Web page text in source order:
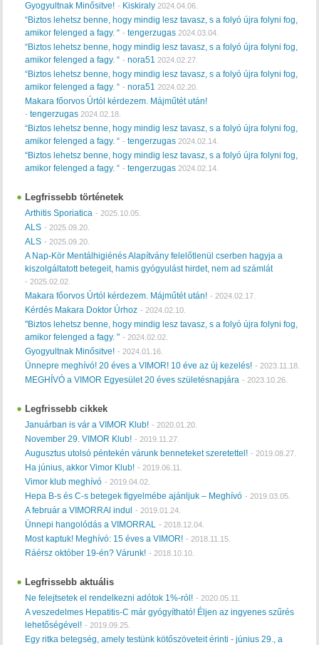
Gyogyultnak Minősitve! - Kiskiraly 2024.04.06.
“Biztos lehetsz benne, hogy mindig lesz tavasz, s a folyó újra folyni fog,
amikor felenged a fagy. “ -tengerzugas 2024.03.04.
“Biztos lehetsz benne, hogy mindig lesz tavasz, s a folyó újra folyni fog,
amikor felenged a fagy. “ -nora51 2024.02.27.
“Biztos lehetsz benne, hogy mindig lesz tavasz, s a folyó újra folyni fog,
amikor felenged a fagy. “ -nora51 2024.02.20.
Makara főorvos Úrtól kérdezem. Májműtét után!
-tengerzugas 2024.02.18.
“Biztos lehetsz benne, hogy mindig lesz tavasz, s a folyó újra folyni fog,
amikor felenged a fagy. “ -tengerzugas 2024.02.14.
“Biztos lehetsz benne, hogy mindig lesz tavasz, s a folyó újra folyni fog,
amikor felenged a fagy. “ -tengerzugas 2024.02.14.
Legfrissebb történetek
Arthitis Sporiatica - 2025.10.05.
ALS - 2025.09.20.
ALS - 2025.09.20.
A Nap-Kör Mentálhigiénés Alapítvány felelőtlenül cserben hagyja a
kiszolgáltatott betegeit, hamis gyógyulást hirdet, nem ad számlát
- 2025.02.02.
Makara főorvos Úrtól kérdezem. Májműtét után! - 2024.02.17.
Kérdés Makara Doktor Úrhoz - 2024.02.10.
"Biztos lehetsz benne, hogy mindig lesz tavasz, s a folyó újra folyni fog,
amikor felenged a fagy. " - 2024.02.02.
Gyogyultnak Minősitve! - 2024.01.16.
Ünnepre meghívó! 20 éves a VIMOR! 10 éve az új kezelés! - 2023.11.18.
MEGHÍVÓ a VIMOR Egyesület 20 éves születésnapjára - 2023.10.26.
Legfrissebb cikkek
Januárban is vár a VIMOR Klub! - 2020.01.20.
November 29. VIMOR Klub! - 2019.11.27.
Augusztus utolsó péntekén várunk benneteket szeretettel! - 2019.08.27.
Ha június, akkor Vimor Klub! - 2019.06.11.
Vimor klub meghívó - 2019.04.02.
Hepa B-s és C-s betegek figyelmébe ajánljuk – Meghívó - 2019.03.05.
A február a VIMORRAl indul - 2019.01.24.
Ünnepi hangolódás a VIMORRAL - 2018.12.04.
Most kaptuk! Meghívó: 15 éves a VIMOR! - 2018.11.15.
Ráérsz október 19-én? Várunk! - 2018.10.10.
Legfrissebb aktuális
Ne felejtsetek el rendelkezni adótok 1%-ról! - 2020.05.11.
A veszedelmes Hepatitis-C már gyógyítható! Éljen az ingyenes szűrés
lehetőségével! - 2019.09.25.
Egy ritka betegség, amely testünk kötőszöveteit érinti - június 29., a